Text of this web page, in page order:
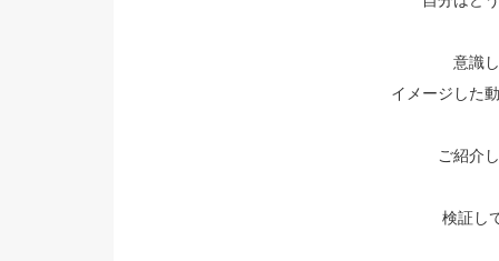
意識
イメージした
ご紹介
検証し